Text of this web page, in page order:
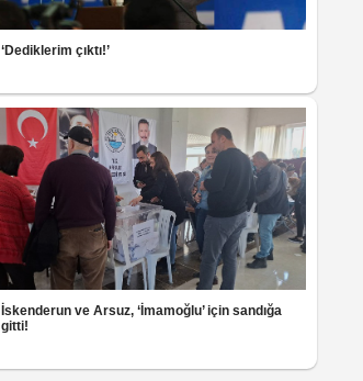
‘Dediklerim çıktı!’
İskenderun ve Arsuz, ‘İmamoğlu’ için sandığa
gitti!